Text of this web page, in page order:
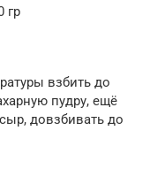
гр
взбить до
пудру, ещё
довзбивать до